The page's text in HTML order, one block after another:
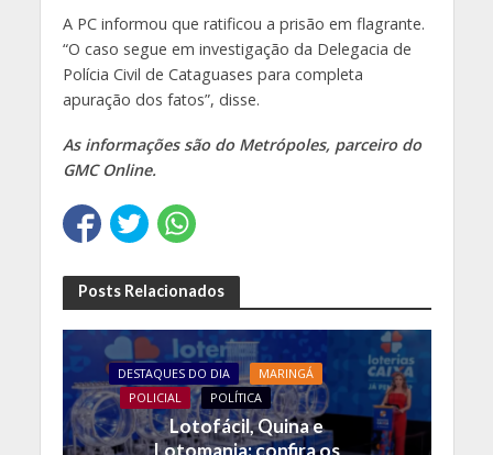
A PC informou que ratificou a prisão em flagrante.
“O caso segue em investigação da Delegacia de
Polícia Civil de Cataguases para completa
apuração dos fatos”, disse.
As informações são do Metrópoles, parceiro do
GMC Online.
Posts Relacionados
DESTAQUES DO DIA
MARINGÁ
POLICIAL
POLÍTICA
Lotofácil, Quina e
Lotomania: confira os